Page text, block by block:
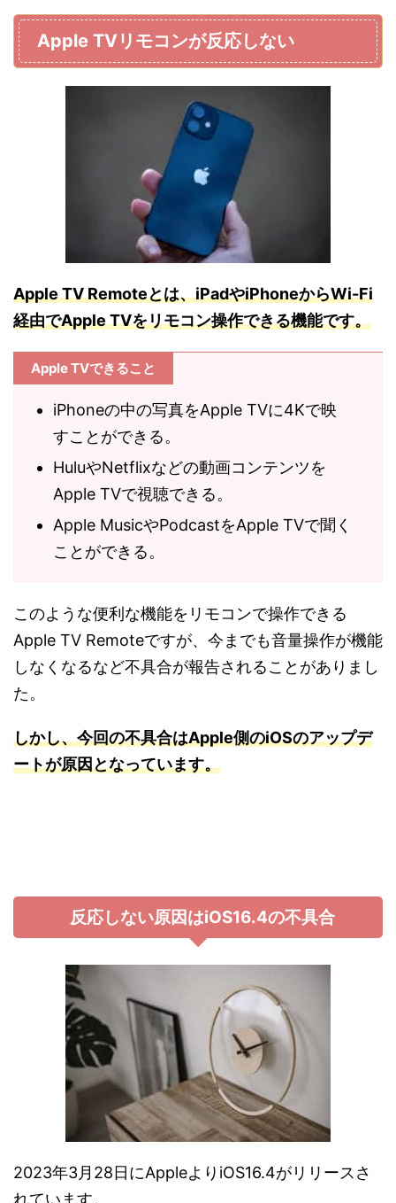
Apple TVリモコンが反応しない
Apple TV Remoteとは、iPadやiPhoneからWi-Fi
経由でApple TVをリモコン操作できる機能です。
Apple TVできること
iPhoneの中の写真をApple TVに4Kで映
すことができる。
HuluやNetflixなどの動画コンテンツを
Apple TVで視聴できる。
Apple MusicやPodcastをApple TVで聞く
ことができる。
このような便利な機能をリモコンで操作できる
Apple TV Remoteですが、今までも音量操作が機能
しなくなるなど不具合が報告されることがありまし
た。
しかし、今回の不具合はApple側のiOSのアップデ
ートが原因となっています。
反応しない原因はiOS16.4の不具合
2023年3月28日にAppleよりiOS16.4がリリースさ
れています。